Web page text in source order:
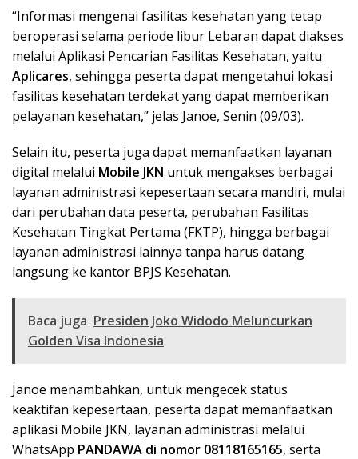
“Informasi mengenai fasilitas kesehatan yang tetap
beroperasi selama periode libur Lebaran dapat diakses
melalui Aplikasi Pencarian Fasilitas Kesehatan, yaitu
Aplicares, sehingga peserta dapat mengetahui lokasi
fasilitas kesehatan terdekat yang dapat memberikan
pelayanan kesehatan,” jelas Janoe, Senin (09/03).
Selain itu, peserta juga dapat memanfaatkan layanan
digital melalui Mobile JKN untuk mengakses berbagai
layanan administrasi kepesertaan secara mandiri, mulai
dari perubahan data peserta, perubahan Fasilitas
Kesehatan Tingkat Pertama (FKTP), hingga berbagai
layanan administrasi lainnya tanpa harus datang
langsung ke kantor BPJS Kesehatan.
Baca juga Presiden Joko Widodo Meluncurkan
Golden Visa Indonesia
Janoe menambahkan, untuk mengecek status
keaktifan kepesertaan, peserta dapat memanfaatkan
aplikasi Mobile JKN, layanan administrasi melalui
WhatsApp PANDAWA di nomor 08118165165, serta